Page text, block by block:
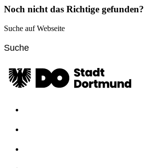
Noch nicht das Richtige gefunden?
Suche auf Webseite